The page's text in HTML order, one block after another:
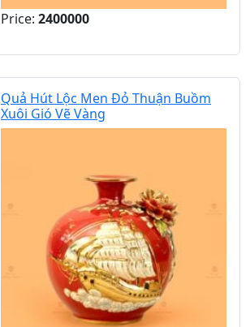
Price: 2400000
Quả Hút Lộc Men Đỏ Thuận Buồm
Xuôi Gió Vẽ Vàng